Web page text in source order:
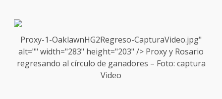
Proxy-1-OaklawnHG2Regreso-CapturaVideo.jpg"
alt="" width="283" height="203" /> Proxyy Rosario
regresando al círculo de ganadores – Foto: captura
Video